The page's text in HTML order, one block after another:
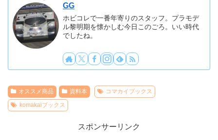
GG
ホビコレで一番年寄りのスタッフ。プラモデ
ル黎明期を懐かしむ今日このごろ。いい時代
でしたね。
オススメ商品 資料本
コマカイブックス
komakaiブックス
スポンサーリンク